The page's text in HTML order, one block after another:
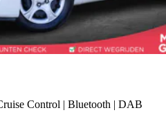
Control | Bluetooth | DAB